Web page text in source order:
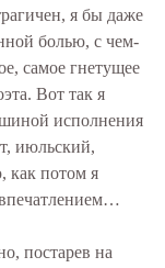
я бы даже
болью, с чем-
самое гнетущее
Вот так я
исполнения
июльский,
как потом я
постарев на